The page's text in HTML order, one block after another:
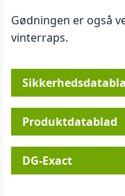
Gødningen er også
vinterraps.
Produktdatablad
DG-Exact